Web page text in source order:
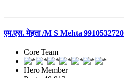
एम.एस. मेहता /M S Mehta 9910532720
Core Team
Hero Member